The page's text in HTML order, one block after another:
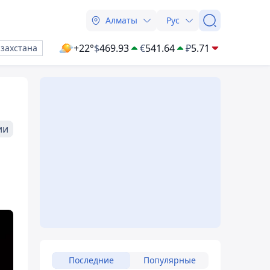
Алматы Рус
+22°$469.93 €541.64 ₽5.71
Последние Популярные